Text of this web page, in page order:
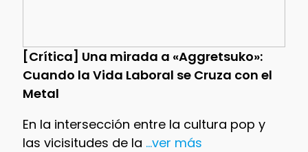
[Crítica] Una mirada a «Aggretsuko»:
Cuando la Vida Laboral se Cruza con el
Metal
En la intersección entre la cultura pop y
las vicisitudes de la ...ver más